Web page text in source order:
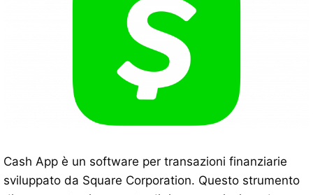
Cash App è un software per transazioni finanziarie
sviluppato da Square Corporation. Questo strumento